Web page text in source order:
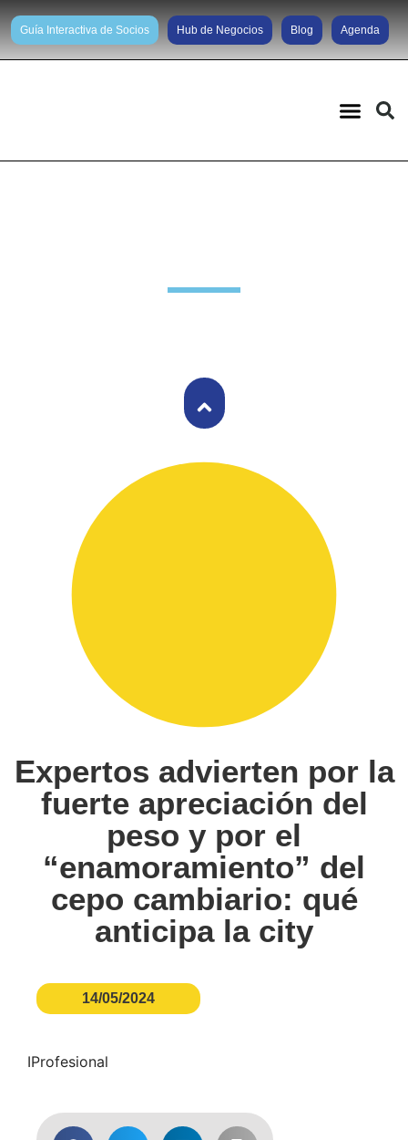
Guía Interactiva de Socios Hub de Negocios Blog Agenda
Expertos advierten por la
fuerte apreciación del
peso y por el
“enamoramiento” del
cepo cambiario: qué
anticipa la city
14/05/2024
IProfesional